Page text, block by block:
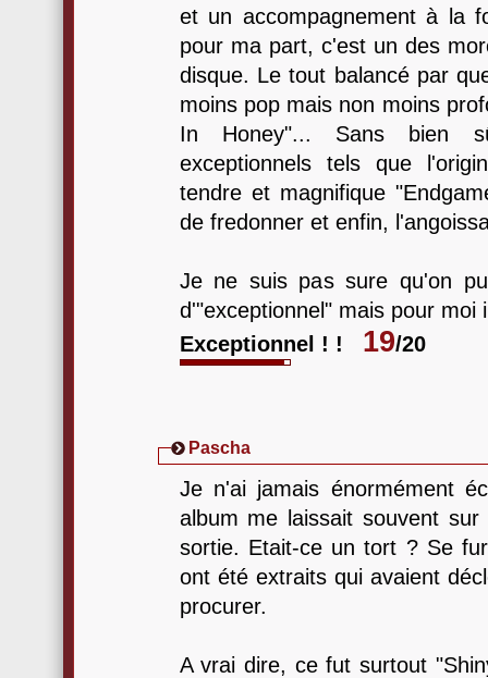
et un accompagnement à la
pour ma part, c'est un des
disque. Le tout balancé par
moins pop mais non moins
In Honey"... Sans bien
exceptionnels tels que
tendre et magnifique
de fredonner et enfin,
Je ne suis pas sure qu'on
d'"exceptionnel" mais pour moi
Exceptionnel ! !
19/20
Pascha
Je n'ai jamais énormément
album me laissait souvent
sortie. Etait-ce un tort ? Se
ont été extraits qui avaient
procurer.
A vrai dire, ce fut surtout